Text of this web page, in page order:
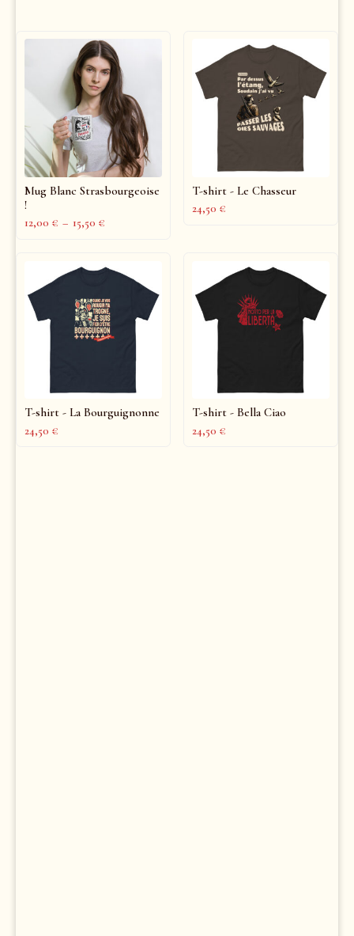
Mug Blanc Strasbourgeoise
!
12,00 € – 15,50 €
T-shirt - Le Chasseur
24,50 €
T-shirt - La Bourguignonne
24,50 €
T-shirt - Bella Ciao
24,50 €